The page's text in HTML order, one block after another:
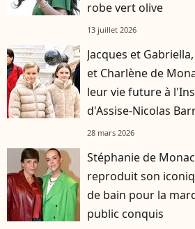
robe vert olive
13 juillet 2026
Jacques et
et Charlène de
leur vie future à
d'Assise-Nicolas
28 mars 2026
Stéphanie de
reproduit son
de bain pour la
public conquis